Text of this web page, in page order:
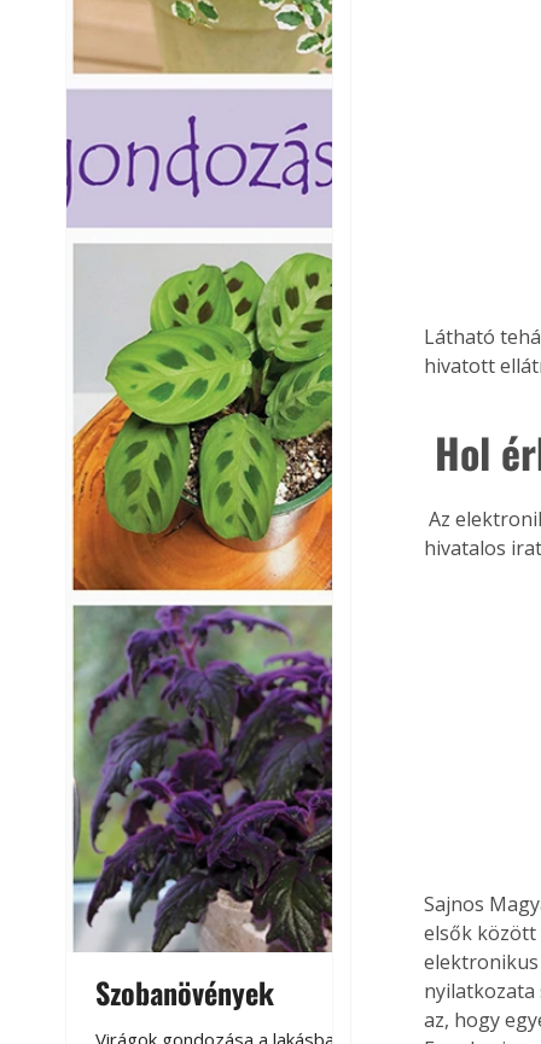
Szobanövények
Virágoskert:
teraszon,
Látható
hivatott
Hol
Az elektronikus személyi igazolványt (ESZI) az állam állítja majd ki hasonlóan más
hivatalos
Sajnos
elsők között
elektronikus
nyilatkozata
az, hogy